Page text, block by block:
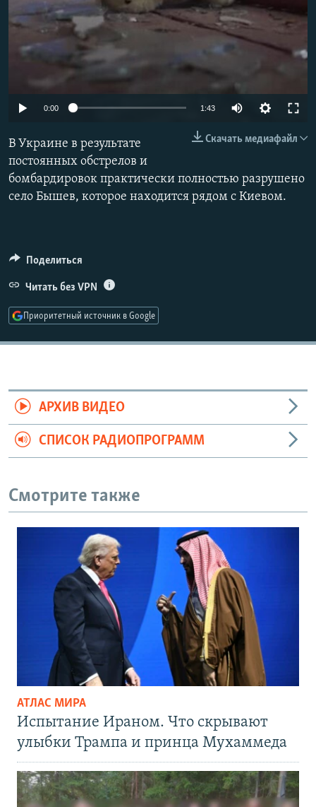
РАСПИСАНИЕ ВЕЩАНИЯ
ПОДПИШИТЕСЬ НА РАССЫЛКУ
СОЦИАЛЬНЫЕ СЕТИ
Все сайты РСЕ/РС
0:00 1:43
480p
Скачать медиафайл
В Украине в результате
постоянных обстрелов и
бомбардировок практически полностью разрушено
село Бышев, которое находится рядом с Киевом.
Поделиться
Читать без VPN
Приоритетный источник в Google
АРХИВ ВИДЕО
СПИСОК РАДИОПРОГРАММ
Смотрите также
АТЛАС МИРА
Испытание Ираном. Что скрывают
улыбки Трампа и принца Мухаммеда